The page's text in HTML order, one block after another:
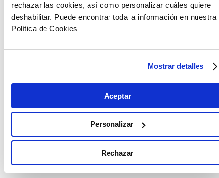
rechazar las cookies, así como personalizar cuáles quiere
deshabilitar. Puede encontrar toda la información en nuestra
Política de Cookies
Mostrar detalles
Aceptar
Personalizar
Rechazar